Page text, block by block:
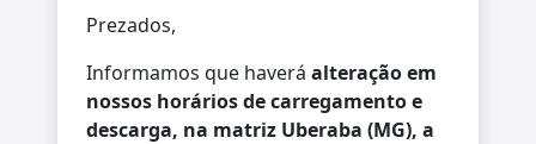
Prezados,
Informamos que haverá alteração em
nossos horários de carregamento e
descarga, na matriz Uberaba (MG), a